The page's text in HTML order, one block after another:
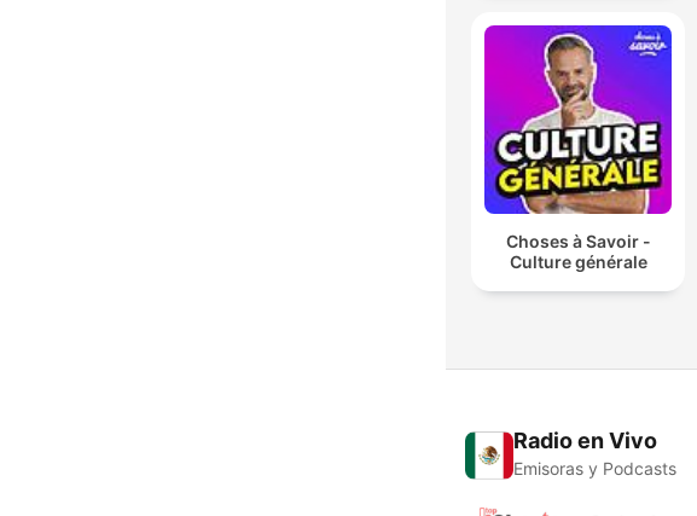
Choses à Savoir -
Culture générale
Radio en Vivo
Emisoras y Podcasts